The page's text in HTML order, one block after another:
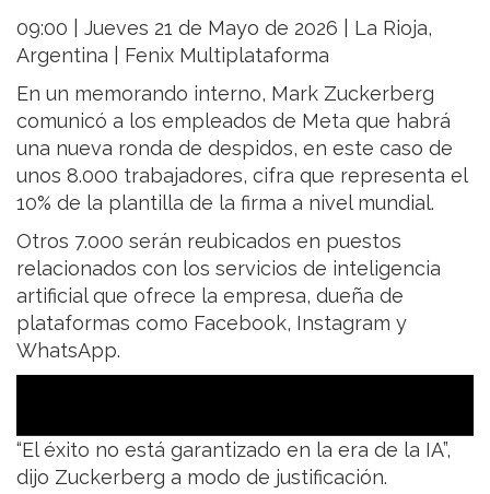
09:00 | Jueves 21 de Mayo de 2026 | La Rioja,
Argentina | Fenix Multiplataforma
En un memorando interno, Mark Zuckerberg
comunicó a los empleados de Meta que habrá
una nueva ronda de despidos, en este caso de
unos 8.000 trabajadores, cifra que representa el
10% de la plantilla de la firma a nivel mundial.
Otros 7.000 serán reubicados en puestos
relacionados con los servicios de inteligencia
artificial que ofrece la empresa, dueña de
plataformas como Facebook, Instagram y
WhatsApp.
“El éxito no está garantizado en la era de la IA”,
dijo Zuckerberg a modo de justificación.